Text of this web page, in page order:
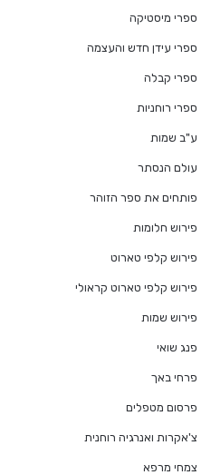
ספרי מיסטיקה
ספרי עידן חדש והעצמה
ספרי קבלה
ספרי רוחניות
ע"ב שמות
עולם הנסתר
פותחים את ספר הזוהר
פירוש חלומות
פירוש קלפי טארוט
פירוש קלפי טארוט קראולי
פירוש שמות
פנג שואי
פרחי באך
פרסום מטפלים
צ'אקרות ואנרגיה רוחנית
צמחי מרפא